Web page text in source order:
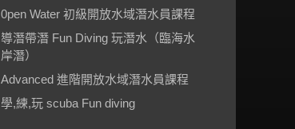
0pen Water 初級開放水域潛水員課程
導潛帶潛 Fun Diving 玩潛水（臨海水
岸潛）
Advanced 進階開放水域潛水員課程
學,練,玩 scuba Fun diving